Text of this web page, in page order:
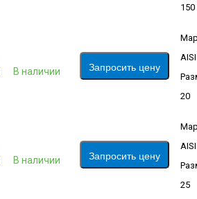
150
В наличии Запросить цену
20
В наличии Запросить цену
25